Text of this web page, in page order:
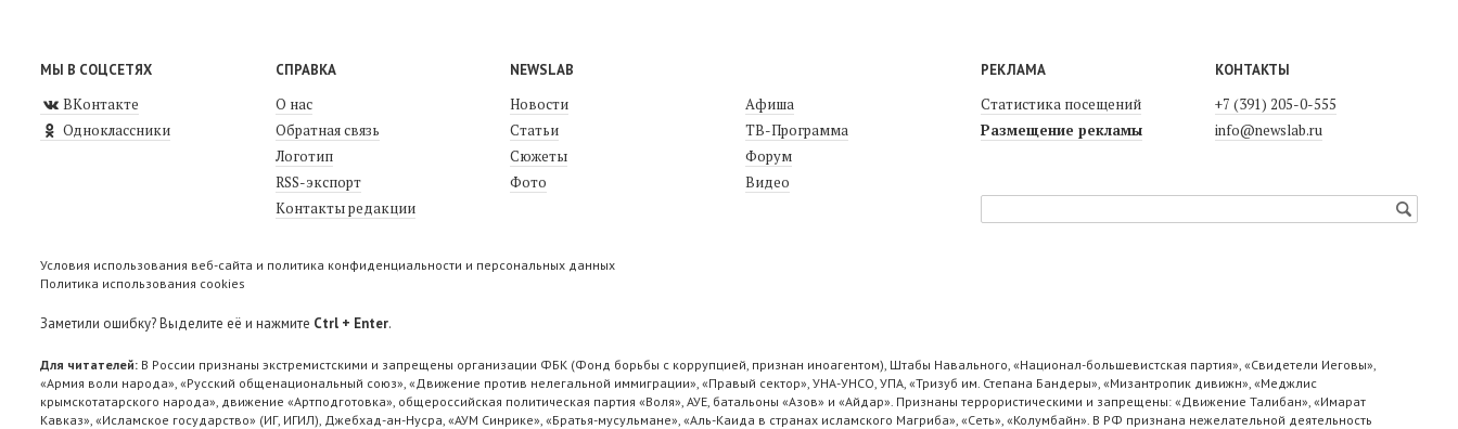
МЫ В СОЦСЕТЯХ
ВКонтакте
Одноклассники
СПРАВКА
О нас
Обратная связь
Логотип
RSS-экспорт
Контакты редакции
NEWSLAB
Новости
Статьи
Сюжеты
Фото
Афиша
ТВ-Программа
Форум
Видео
РЕКЛАМА
Статистика посещений
Размещение рекламы
КОНТАКТЫ
+7 (391) 205-0-555
info@newslab.ru
Условия использования веб-сайта и политика конфиденциальности и персональных данных
Политика использования cookies
Заметили ошибку? Выделите её и нажмите Ctrl + Enter.
Для читателей: В России признаны экстремистскими и запрещены организации ФБК (Фонд борьбы с коррупцией, признан иноагентом), Штабы Навального, «Национал-большевистская партия», «Свидетели Иеговы»,
«Армия воли народа», «Русский общенациональный союз», «Движение против нелегальной иммиграции», «Правый сектор», УНА-УНСО, УПА, «Тризуб им. Степана Бандеры», «Мизантропик дивижн», «Меджлис
крымскотатарского народа», движение «Артподготовка», общероссийская политическая партия «Воля», АУЕ, батальоны «Азов» и «Айдар». Признаны террористическими и запрещены: «Движение Талибан», «Имарат
Кавказ», «Исламское государство» (ИГ, ИГИЛ), Джебхад-ан-Нусра, «АУМ Синрике», «Братья-мусульмане», «Аль-Каида в странах исламского Магриба», «Сеть», «Колумбайн». В РФ признана нежелательной деятельность